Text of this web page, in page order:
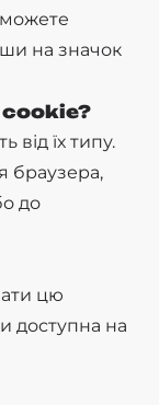
на значок
cookie?
від їх типу.
браузера,
до
цю
доступна на